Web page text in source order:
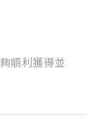
順利獲得並